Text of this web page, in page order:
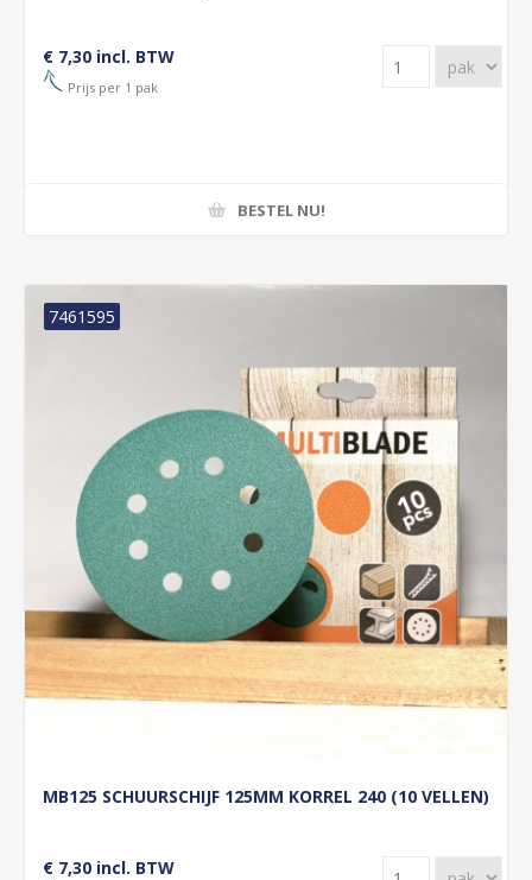
€ 7,30 incl. BTW
Prijs per 1 pak
BESTEL NU!
MB125 SCHUURSCHIJF 125MM KORREL 240 (10 VELLEN)
7461595
€ 7,30 incl. BTW